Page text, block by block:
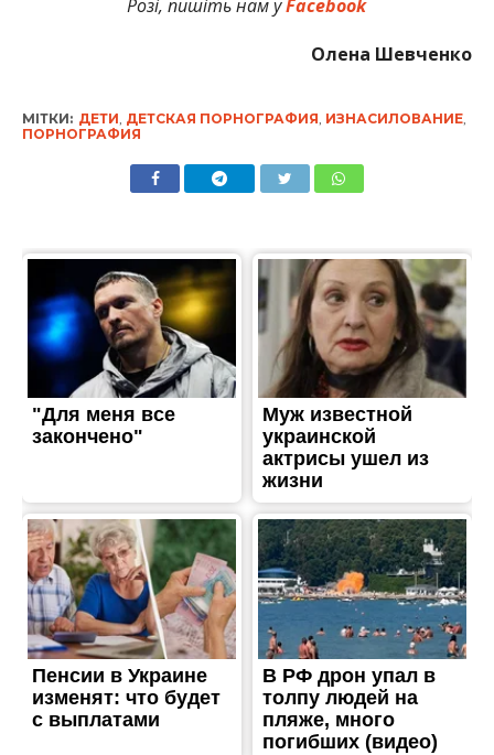
Розі, пишіть нам уFacebook
Олена Шевченко
МІТКИ: ДЕТИ ДЕТСКАЯ ПОРНОГРАФИЯ ИЗНАСИЛОВАНИЕ,
ПОРНОГРАФИЯ